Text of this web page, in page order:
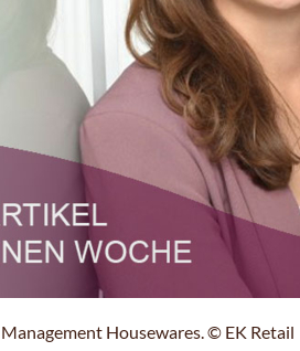
Housewares. © EK Retail